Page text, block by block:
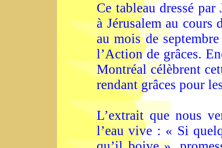
Ce tableau dressé
à Jérusalem au cours
au mois de
l’Action de grâces.
Montréal célèbrent
rendant grâces pour
L’extrait que nous
l’eau vive : « Si